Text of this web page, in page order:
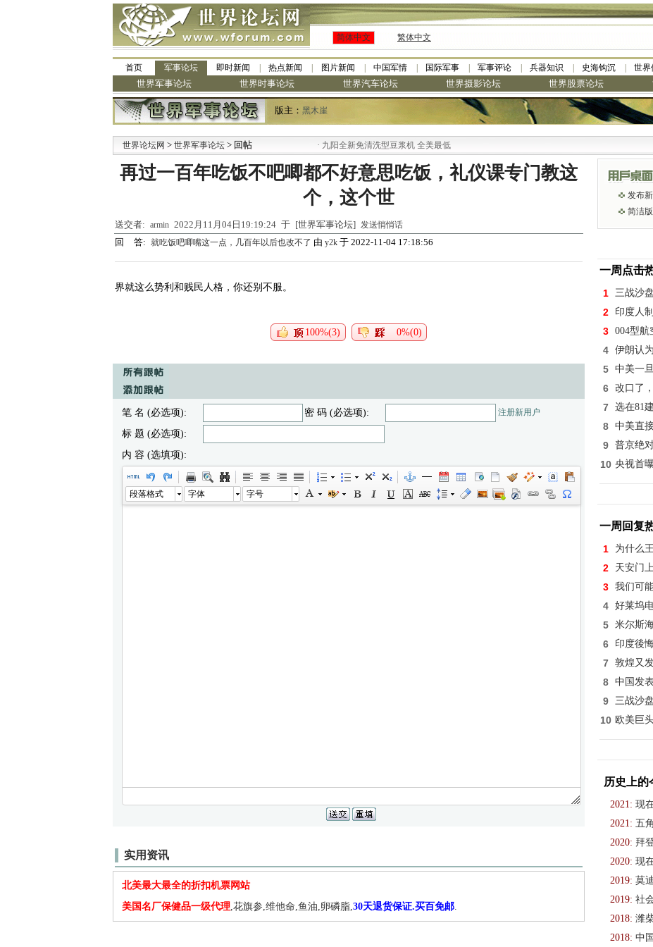
简体中文 繁体中文
首页 军事论坛 即时新闻 热点新闻 图片新闻 中国军情 国际军事 军事评论 兵器知识 史海钩沉 世界
世界军事论坛 世界时事论坛 世界汽车论坛 世界摄影论坛 世界股票论坛
版主： 黑木崖
世界论坛网 > 世界军事论坛 > 回帖 九阳全新免清洗型豆浆机 全美最低
再过一百年吃饭不吧唧都不好意思吃饭，礼仪课专门教这
个，这个世
送交者: armin 2022月11月04日19:19:24 于 [世界军事论坛] 发送悄悄话
回 答: 就吃饭吧唧嘴这一点，几百年以后也改不了 由 y2k 于 2022-11-04 17:18:56
界就这么势利和贱民人格，你还别不服。
100%(3) 0%(0)
笔 名 (必选项): 密 码 (必选项): 注册新用户
标 题 (必选项):
内 容 (选填项):
段落格式 字体 字号
实用资讯
北美最大最全的折扣机票网站
美国名厂保健品一级代理,花旗参,维他命,鱼油,卵磷脂,30天退货保证.买百免邮.
发布
简洁版
一周点击
1 三战沙
2 印度人
3 004型航
4 伊朗认
5 中美一
6 改口了
7 选在81
8 中美直
9 普京绝
10 央视首
一周回复
1 为什么
2 天安门
3 我们可
4 好莱坞
5 米尔斯
6 印度後
7 敦煌又
8 中国发
9 三战沙
10 欧美巨
历史上的
2021: 现
2021: 五
2020: 拜
2020: 现
2019: 莫
2019: 社
2018: 潍
2018: 中